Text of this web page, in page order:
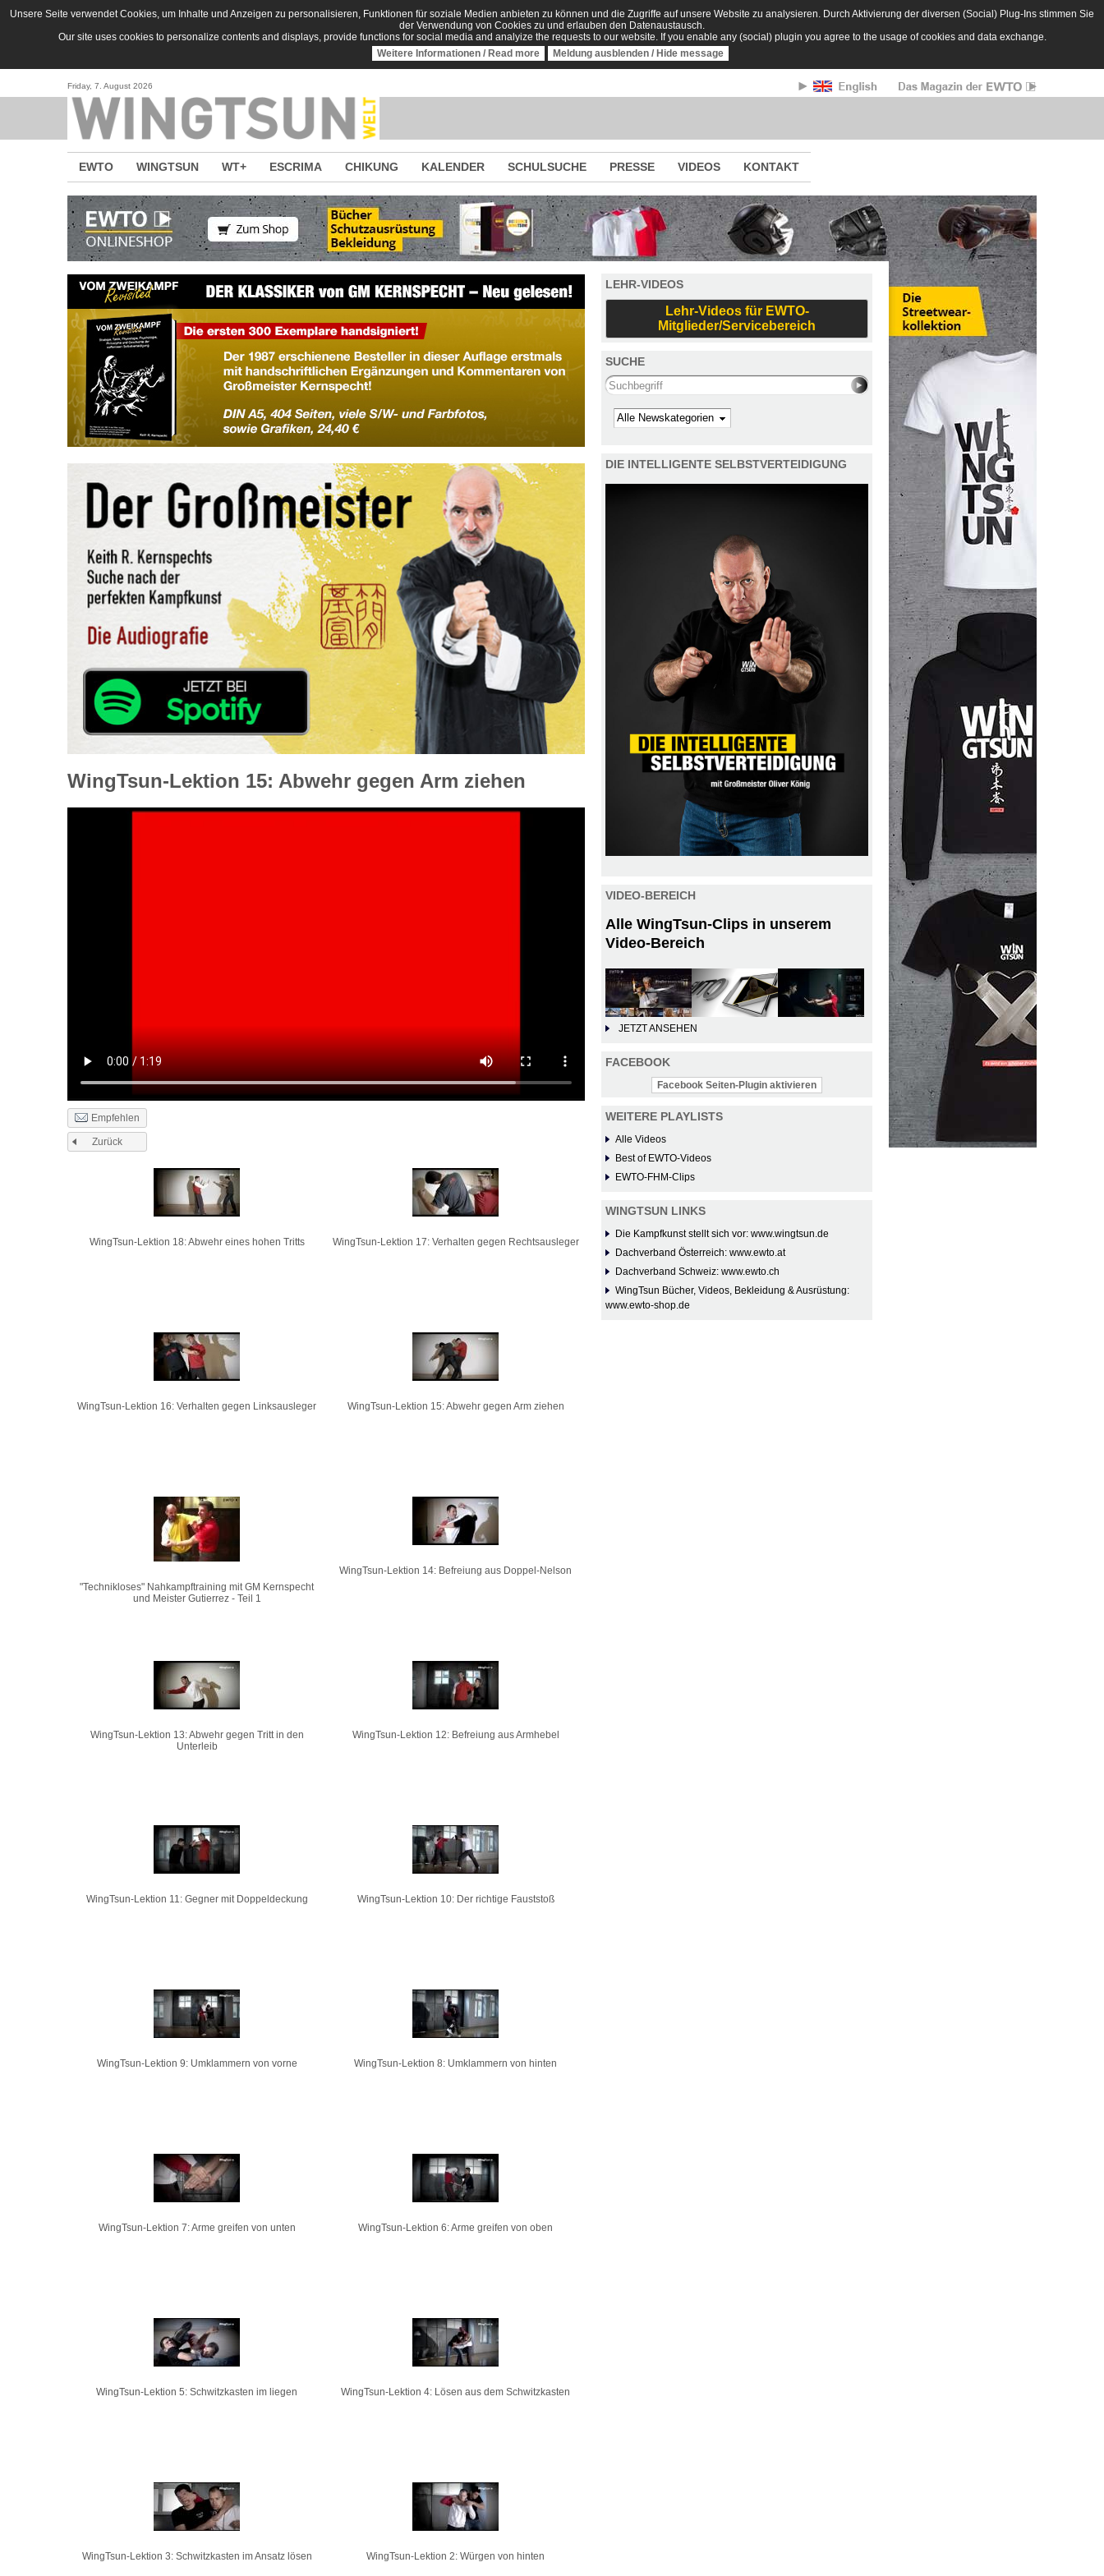
Direkt zum Inhalt
Unsere Seite verwendet Cookies, um Inhalte und Anzeigen zu personalisieren, Funktionen für soziale Medien anbieten zu können und die Zugriffe auf unsere Website zu analysieren. Durch Aktivierung der diversen (Social) Plug-Ins stimmen Sie
der Verwendung von Cookies zu und erlauben den Datenaustausch.
Our site uses cookies to personalize contents and displays, provide functions for social media and analyize the requests to our website. If you enable any (social) plugin you agree to the usage of cookies and data exchange.
Weitere Informationen / Read more
Meldung ausblenden / Hide message
Friday, 7. August 2026
EWTO WINGTSUN WT+ ESCRIMA CHIKUNG KALENDER SCHULSUCHE PRESSE VIDEOS KONTAKT
WingTsun-Lektion 15: Abwehr gegen Arm ziehen
Empfehlen
Zurück
WingTsun-Lektion 18: Abwehr eines hohen Tritts WingTsun-Lektion 17: Verhalten gegen Rechtsausleger
WingTsun-Lektion 16: Verhalten gegen Linksausleger WingTsun-Lektion 15: Abwehr gegen Arm ziehen
"Technikloses" Nahkampftraining mit GM Kernspecht
und Meister Gutierrez - Teil 1
WingTsun-Lektion 14: Befreiung aus Doppel-Nelson
WingTsun-Lektion 13: Abwehr gegen Tritt in den
Unterleib
WingTsun-Lektion 12: Befreiung aus Armhebel
WingTsun-Lektion 11: Gegner mit Doppeldeckung WingTsun-Lektion 10: Der richtige Fauststoß
WingTsun-Lektion 9: Umklammern von vorne WingTsun-Lektion 8: Umklammern von hinten
WingTsun-Lektion 7: Arme greifen von unten WingTsun-Lektion 6: Arme greifen von oben
WingTsun-Lektion 5: Schwitzkasten im liegen WingTsun-Lektion 4: Lösen aus dem Schwitzkasten
WingTsun-Lektion 3: Schwitzkasten im Ansatz lösen WingTsun-Lektion 2: Würgen von hinten
LEHR-VIDEOS
Lehr-Videos für EWTO-
Mitglieder/Servicebereich
SUCHE
Search this site
Kategorie
DIE INTELLIGENTE SELBSTVERTEIDIGUNG
VIDEO-BEREICH
Alle WingTsun-Clips in unserem
Video-Bereich
JETZT ANSEHEN
FACEBOOK
Facebook Seiten-Plugin aktivieren
WEITERE PLAYLISTS
Alle Videos
Best of EWTO-Videos
EWTO-FHM-Clips
WINGTSUN LINKS
Die Kampfkunst stellt sich vor: www.wingtsun.de
Dachverband Österreich: www.ewto.at
Dachverband Schweiz: www.ewto.ch
WingTsun Bücher, Videos, Bekleidung & Ausrüstung:
www.ewto-shop.de